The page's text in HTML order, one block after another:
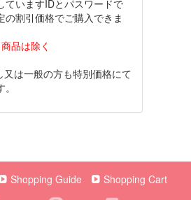
ていますIDとパスワードで
の割引価格でご購入できま
品は除く
又は一般の方も特別価格にて
Shopping Guide Shopping Cart